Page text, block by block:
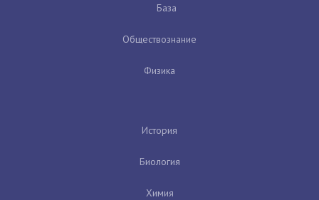
База
Обществознание
Физика
История
Биология
Химия